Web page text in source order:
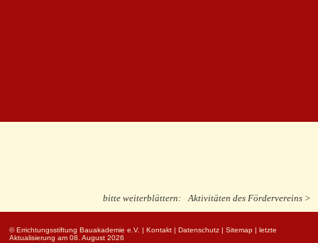
Aktivitäten des Fördervereins >
bitte weiterblättern:
© Errichtungsstiftung Bauakademie e.V. | Kontakt | Datenschutz | Sitemap | letzte
Aktualisierung am 08. August 2026